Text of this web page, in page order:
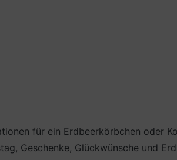
für ein Erdbeerkörbchen oder
Geschenke, Glückwünsche und